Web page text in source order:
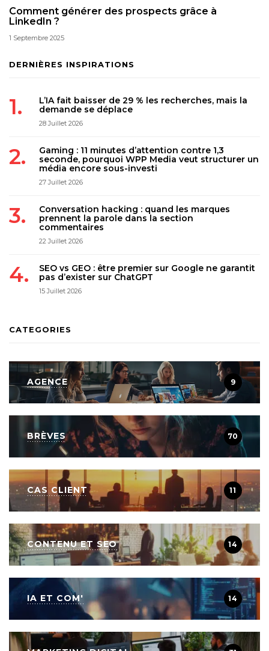
Comment générer des prospects grâce à
LinkedIn ?
1 Septembre 2025
DERNIÈRES INSPIRATIONS
L’IA fait baisser de 29 % les recherches, mais la
demande se déplace
28 Juillet 2026
Gaming : 11 minutes d’attention contre 1,3
seconde, pourquoi WPP Media veut structurer un
média encore sous-investi
27 Juillet 2026
Conversation hacking : quand les marques
prennent la parole dans la section
commentaires
22 Juillet 2026
SEO vs GEO : être premier sur Google ne garantit
pas d’exister sur ChatGPT
15 Juillet 2026
CATEGORIES
AGENCE 9
BRÈVES 70
CAS CLIENT 11
CONTENU ET SEO 14
IA ET COM' 14